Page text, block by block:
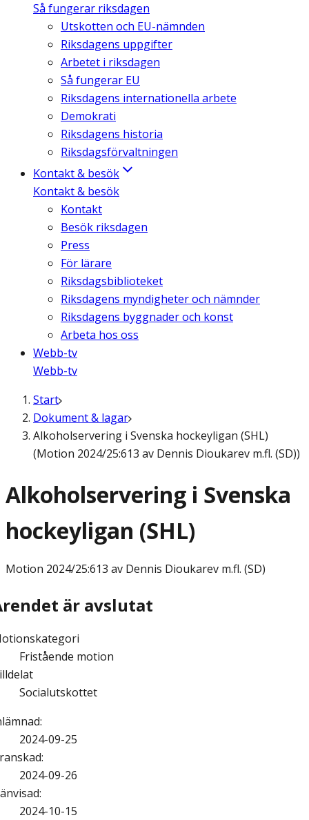
Så fungerar riksdagen
Utskotten och EU-nämnden
Riksdagens uppgifter
Arbetet i riksdagen
Så fungerar EU
Riksdagens internationella arbete
Demokrati
Riksdagens historia
Riksdagsförvaltningen
Kontakt & besök
Kontakt & besök
Kontakt
Besök riksdagen
Press
För lärare
Riksdagsbiblioteket
Riksdagens myndigheter och nämnder
Riksdagens byggnader och konst
Arbeta hos oss
Webb-tv
Webb-tv
Start
Dokument & lagar
Alkoholservering i Svenska hockeyligan (SHL)
(Motion 2024/25:613 av Dennis Dioukarev m.fl. (SD))
Alkoholservering i Svenska
hockeyligan (SHL)
Motion 2024/25:613 av Dennis Dioukarev m.fl. (SD)
är avslutat
Fristående motion
Socialutskottet
:
2024-09-25
:
2024-09-26
:
2024-10-15